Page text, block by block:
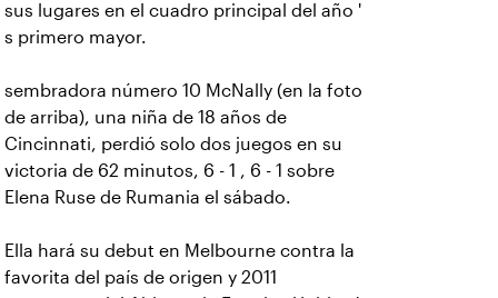
sus lugares en el cuadro principal del año '
s primero mayor.
sembradora número 10 McNally (en la foto
de arriba), una niña de 18 años de
Cincinnati, perdió solo dos juegos en su
victoria de 62 minutos, 6 - 1 , 6 - 1 sobre
Elena Ruse de Rumania el sábado.
Ella hará su debut en Melbourne contra la
favorita del país de origen y 2011